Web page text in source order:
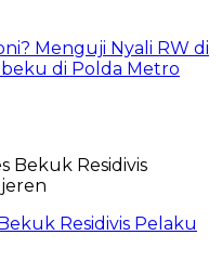
Menguji Nyali RW di
di Polda Metro
Residivis Pelaku